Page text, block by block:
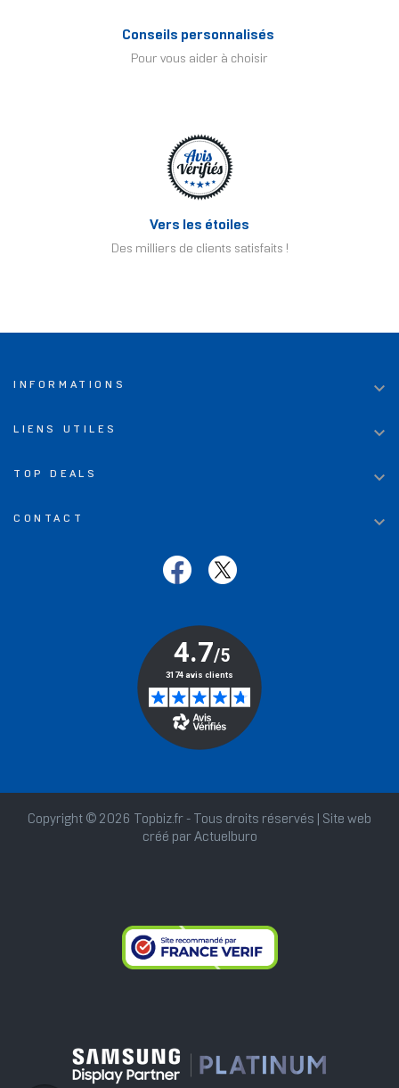
Conseils personnalisés
Pour vous aider à choisir
Vers les étoiles
Des milliers de clients satisfaits !
INFORMATIONS 
LIENS UTILES 
TOP DEALS 
CONTACT 
Copyright © 2026 Topbiz.fr - Tous droits réservés | Site web
créé par Actuelburo